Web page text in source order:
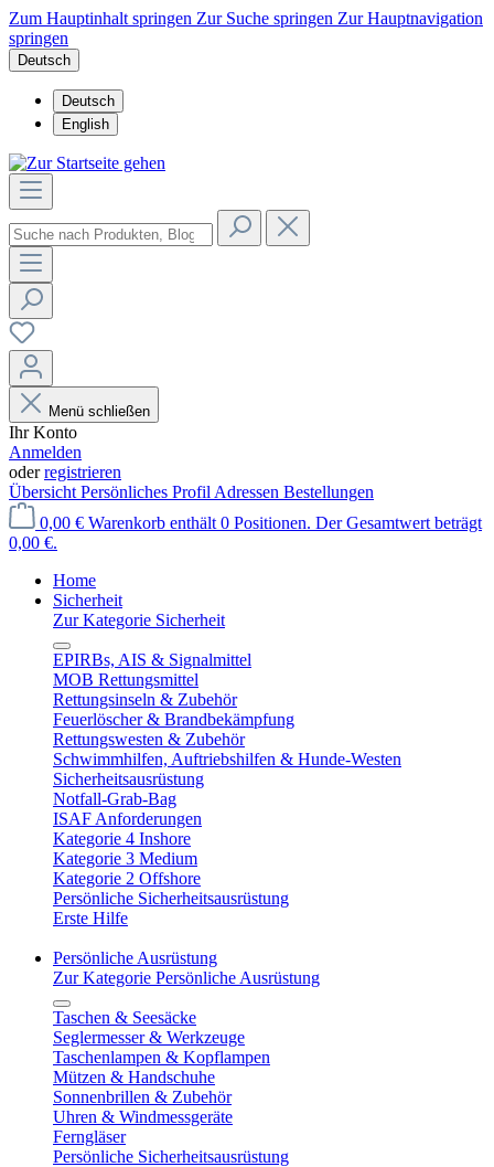
Zum Hauptinhalt springen Zur Suche springen Zur Hauptnavigation
springen
Deutsch
Deutsch
English
Menü schließen
Ihr Konto
Anmelden
oderregistrieren
Übersicht Persönliches Profil Adressen Bestellungen
0,00 € Warenkorb enthält 0 Positionen. Der Gesamtwert beträgt
0,00 €.
Home
Sicherheit
Zur Kategorie Sicherheit
EPIRBs, AIS & Signalmittel
MOB Rettungsmittel
Rettungsinseln & Zubehör
Feuerlöscher & Brandbekämpfung
Rettungswesten & Zubehör
Schwimmhilfen, Auftriebshilfen & Hunde-Westen
Sicherheitsausrüstung
Notfall-Grab-Bag
ISAF Anforderungen
Kategorie 4 Inshore
Kategorie 3 Medium
Kategorie 2 Offshore
Persönliche Sicherheitsausrüstung
Erste Hilfe
Persönliche Ausrüstung
Zur Kategorie Persönliche Ausrüstung
Taschen & Seesäcke
Seglermesser & Werkzeuge
Taschenlampen & Kopflampen
Mützen & Handschuhe
Sonnenbrillen & Zubehör
Uhren & Windmessgeräte
Ferngläser
Persönliche Sicherheitsausrüstung